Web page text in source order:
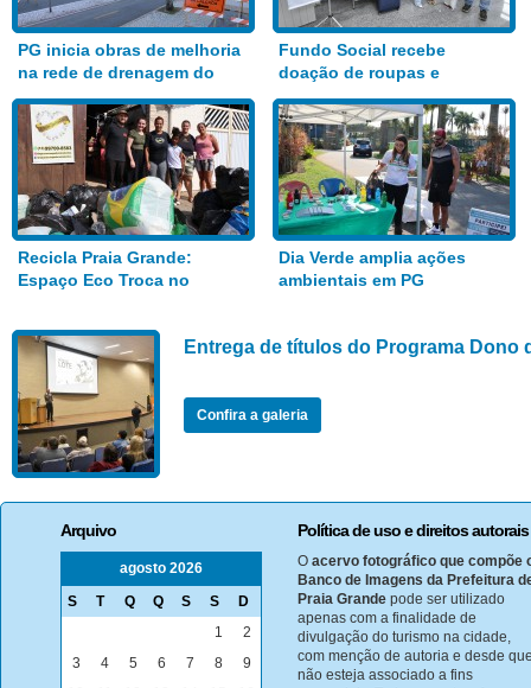
PG inicia obras de melhoria
na rede de drenagem do
Bairro Aviação
Fundo Social recebe
doação de roupas e
alimentos
Recicla Praia Grande:
Espaço Eco Troca no
Dia Verde amplia ações
ambientais em PG
Entrega de títulos do Programa Dono
Confira a galeria
Arquivo
agosto 2026
S
T Q Q S S D
1
2
3
4 5 6 7 8
9
Política de uso e direitos autorais
O acervo fotográfico que compõe
Banco de Imagens da Prefeitura
Praia Grande pode ser utilizado
apenas com a finalidade de
divulgação do turismo na cidade,
com menção de autoria e desde
não esteja associado a fins